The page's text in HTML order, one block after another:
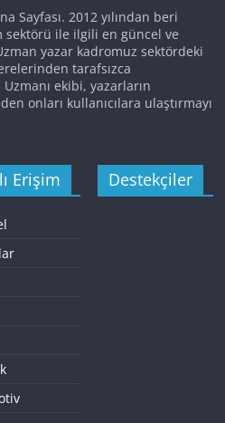
Sayfası. 2012 yılından beri
sektörü ile ilgili en güncel ve
yazar kadromuz sektördeki
tarafsızca
ekibi, yazarların
onları kullanıcılara ulaştırmayı
Erişim Destekçiler